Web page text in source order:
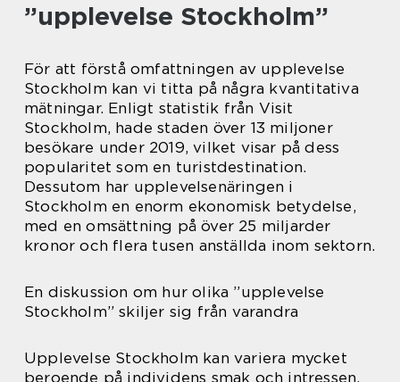
”upplevelse Stockholm”
För att förstå omfattningen av upplevelse
Stockholm kan vi titta på några kvantitativa
mätningar. Enligt statistik från Visit
Stockholm, hade staden över 13 miljoner
besökare under 2019, vilket visar på dess
popularitet som en turistdestination.
Dessutom har upplevelsenäringen i
Stockholm en enorm ekonomisk betydelse,
med en omsättning på över 25 miljarder
kronor och flera tusen anställda inom sektorn.
En diskussion om hur olika ”upplevelse
Stockholm” skiljer sig från varandra
Upplevelse Stockholm kan variera mycket
beroende på individens smak och intressen.